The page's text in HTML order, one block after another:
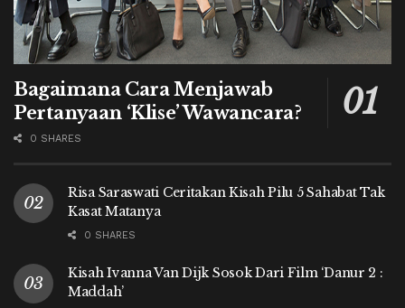
Bagaimana Cara Menjawab
Pertanyaan ‘Klise’ Wawancara?
0 SHARES
Risa Saraswati Ceritakan Kisah Pilu 5 Sahabat Tak
Kasat Matanya
0 SHARES
Kisah Ivanna Van Dijk Sosok Dari Film ‘Danur 2 :
Maddah’